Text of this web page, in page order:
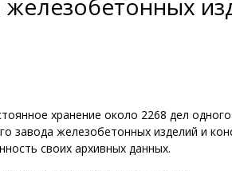
хранение около 2268 дел
завода железобетонных изделий и
своих архивных данных.